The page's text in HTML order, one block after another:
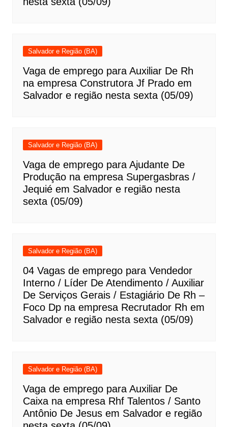
Salvador e Região (BA)
Vaga de emprego para Auxiliar De Rh
na empresa Construtora Jf Prado em
Salvador e região nesta sexta (05/09)
Salvador e Região (BA)
Vaga de emprego para Ajudante De
Produção na empresa Supergasbras /
Jequié em Salvador e região nesta
sexta (05/09)
Salvador e Região (BA)
04 Vagas de emprego para Vendedor
Interno / Líder De Atendimento / Auxiliar
De Serviços Gerais / Estagiário De Rh –
Foco Dp na empresa Recrutador Rh em
Salvador e região nesta sexta (05/09)
Salvador e Região (BA)
Vaga de emprego para Auxiliar De
Caixa na empresa Rhf Talentos / Santo
Antônio De Jesus em Salvador e região